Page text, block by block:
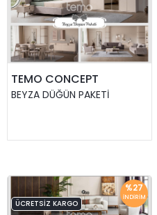
TEMO CONCEPT
BEYZA DÜĞÜN PAKETI
%27
İNDIRIM
ÜCRETSIZ KARGO